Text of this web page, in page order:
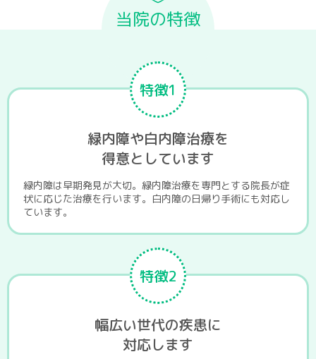
当院の特徴
特徴1
緑内障や白内障治療を
得意としています
緑内障は早期発見が大切。緑内障治療を専門とする院長が症
状に応じた治療を行います。白内障の日帰り手術にも対応し
ています。
特徴2
幅広い世代の疾患に
対応します